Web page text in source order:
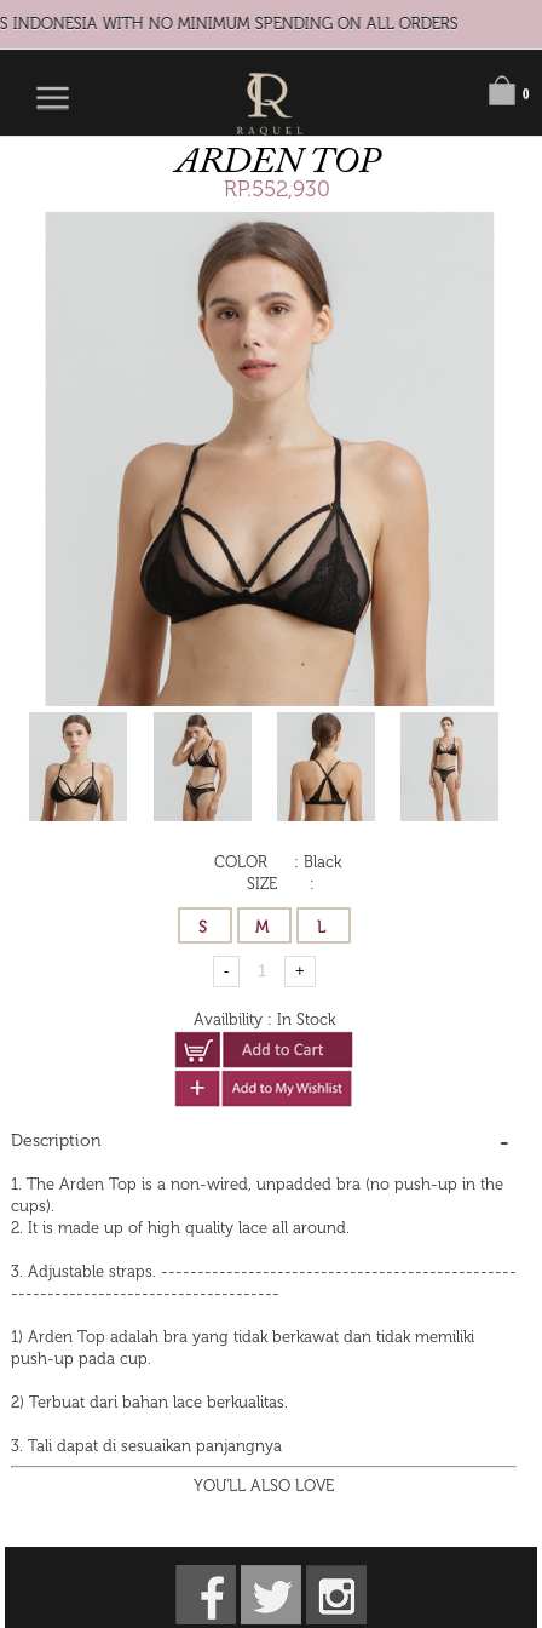
INDONESIA WITH NO MINIMUM SPENDING ON ALL ORDERS
0
ARDEN TOP
RP.552,930
COLOR : Black
SIZE
:
Availbility : In Stock
Description
1. The Arden Top is a non-wired, unpadded bra (no push-up in the
cups).
2. It is made up of high quality lace all around.
3. Adjustable straps. -------------------------------------------------
-------------------------------------
1) Arden Top adalah bra yang tidak berkawat dan tidak memiliki
push-up pada cup.
2) Terbuat dari bahan lace berkualitas.
3. Tali dapat di sesuaikan panjangnya
YOU'LL ALSO LOVE